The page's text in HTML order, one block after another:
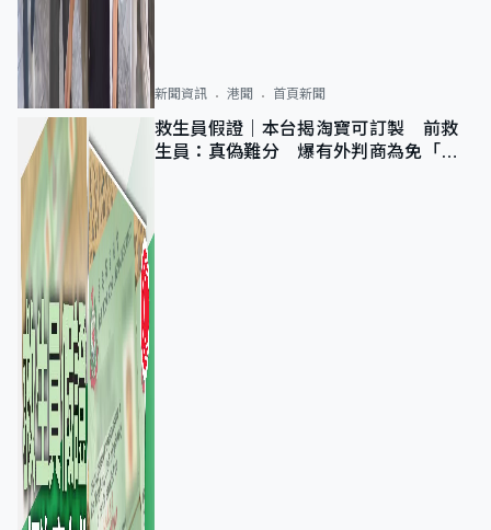
新聞資訊 港聞 首頁新聞
救生員假證｜本台揭淘寶可訂製 前救
生員：真偽難分 爆有外判商為免「封